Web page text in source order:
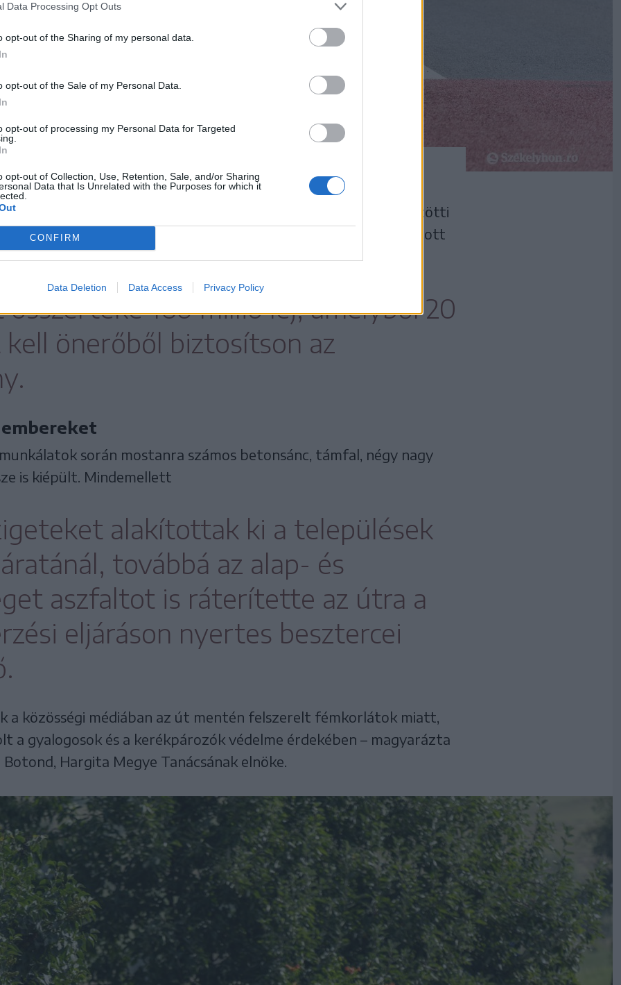
Data Processing Opt Outs
opt-out of the Sharing of my personal data.
opt-out of the Sale of my Personal Data.
opt-out of processing my Personal Data for Targeted
opt-out of Collection, Use, Retention, Sale, and/or Sharing
Data that Is Unrelated with the Purposes for which it
CONFIRM
Data Deletion Data Access Privacy Policy
éve kezdődött el a Székelyudvarhely és Székelykeresztúr közötti
amelynek megvalósításáért Hargita Megye Tanácsa pályázott
160 millió lej, amelyből 20
önerőből biztosítson az
során mostanra számos betonsánc, támfal, négy nagy
is kiépült. Mindemellett
alakítottak ki a települések
továbbá az alap- és
aszfaltot is ráterítette az útra a
eljáráson nyertes besztercei
a közösségi médiában az út mentén felszerelt fémkorlátok miatt,
a gyalogosok és a kerékpározók védelme érdekében – magyarázta
Hargita Megye Tanácsának elnöke.